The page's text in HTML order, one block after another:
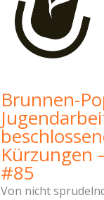
Brunnen-
Kürzungen
#85
Von nicht